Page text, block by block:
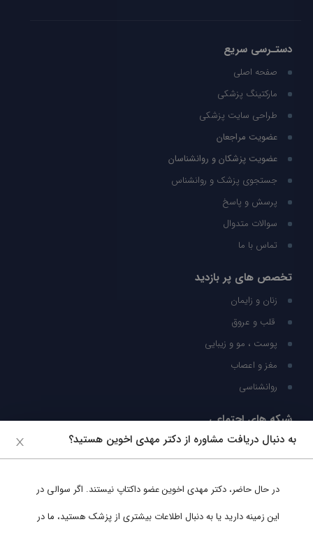
دستـرسی سریع
صفحه اصلی
مارکتینگ پزشکی
طراحی سایت پزشکی
عضویت مراجعان
عضویت پزشکان و روانشناسان
جستجوی پزشک و روانشناس
پرسش و پاسخ
سوالات متدوال
تماس با ما
تخصص های پر بازدید
زنان و زایمان
قلب و عروق
پوست ، مو و زیبایی
مغز و اعصاب
روانشناسی
شبکه های اجتماعی
ما را در شبکه های اجتماعی دنبال کنید
به دنبال دریافت مشاوره از دکتر مهدی اخوین هستید؟
در حال حاضر، دکتر مهدی اخوینعضو داکتاپ نیستند. اگر سوالی در
این زمینه دارید یا به دنبال اطلاعات بیشتری از پزشک هستید، ما در